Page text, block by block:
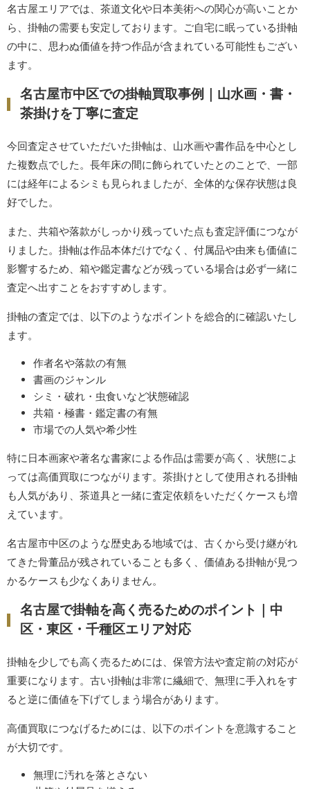
名古屋エリアでは、茶道文化や日本美術への関心が高いことか
ら、掛軸の需要も安定しております。ご自宅に眠っている掛軸
の中に、思わぬ価値を持つ作品が含まれている可能性もござい
ます。
名古屋市中区での掛軸買取事例｜山水画・書・
茶掛けを丁寧に査定
今回査定させていただいた掛軸は、山水画や書作品を中心とし
た複数点でした。長年床の間に飾られていたとのことで、一部
には経年によるシミも見られましたが、全体的な保存状態は良
好でした。
また、共箱や落款がしっかり残っていた点も査定評価につなが
りました。掛軸は作品本体だけでなく、付属品や由来も価値に
影響するため、箱や鑑定書などが残っている場合は必ず一緒に
査定へ出すことをおすすめします。
掛軸の査定では、以下のようなポイントを総合的に確認いたし
ます。
作者名や落款の有無
書画のジャンル
シミ・破れ・虫食いなど状態確認
共箱・極書・鑑定書の有無
市場での人気や希少性
特に日本画家や著名な書家による作品は需要が高く、状態によ
っては高価買取につながります。茶掛けとして使用される掛軸
も人気があり、茶道具と一緒に査定依頼をいただくケースも増
えています。
名古屋市中区のような歴史ある地域では、古くから受け継がれ
てきた骨董品が残されていることも多く、価値ある掛軸が見つ
かるケースも少なくありません。
名古屋で掛軸を高く売るためのポイント｜中
区・東区・千種区エリア対応
掛軸を少しでも高く売るためには、保管方法や査定前の対応が
重要になります。古い掛軸は非常に繊細で、無理に手入れをす
ると逆に価値を下げてしまう場合があります。
高価買取につなげるためには、以下のポイントを意識すること
が大切です。
無理に汚れを落とさない